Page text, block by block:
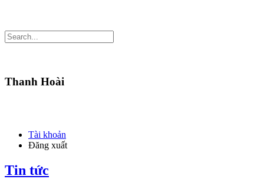
Thanh Hoài
Tài khoản
Đăng xuất
Tin tức